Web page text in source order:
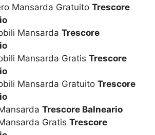
Mansarda Gratuito Trescore
Mansarda Trescore
Mansarda Gratis Trescore
Mansarda Gratuito Trescore
Trescore Balneario
Gratis Trescore